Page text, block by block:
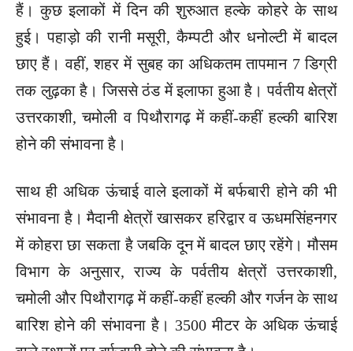
हैं। कुछ इलाकों में दिन की शुरुआत हल्के कोहरे के साथ
हुई। पहाड़ो की रानी मसूरी, कैम्पटी और धनोल्टी में बादल
छाए हैं। वहीं, शहर में सुबह का अधिकतम तापमान 7 डिग्री
तक लुढ़का है। जिससे ठंड में इलाफा हुआ है। पर्वतीय क्षेत्रों
उत्तरकाशी, चमोली व पिथौरागढ़ में कहीं-कहीं हल्की बारिश
होने की संभावना है।
साथ ही अधिक ऊंचाई वाले इलाकों में बर्फबारी होने की भी
संभावना है। मैदानी क्षेत्रों खासकर हरिद्वार व ऊधमसिंहनगर
में कोहरा छा सकता है जबकि दून में बादल छाए रहेंगे। मौसम
विभाग के अनुसार, राज्य के पर्वतीय क्षेत्रों उत्तरकाशी,
चमोली और पिथौरागढ़ में कहीं-कहीं हल्की और गर्जन के साथ
बारिश होने की संभावना है। 3500 मीटर के अधिक ऊंचाई